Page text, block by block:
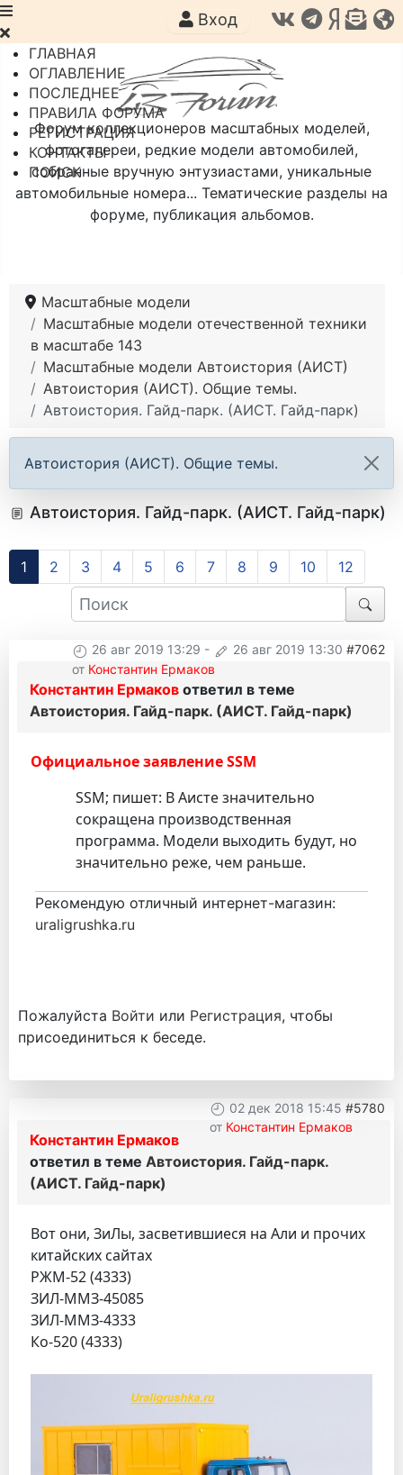
Форум коллекционеров масштабных моделей,
фотогалереи, редкие модели автомобилей,
собранные вручную энтузиастами, уникальные
автомобильные номера... Тематические разделы на
форуме, публикация альбомов.
Вход
ГЛАВНАЯ
ОГЛАВЛЕНИЕ
ПОСЛЕДНЕЕ
ПРАВИЛА ФОРУМА
РЕГИСТРАЦИЯ
КОНТАКТЫ
ПОИСК
Масштабные модели
Масштабные модели отечественной техники
в масштабе 143
Масштабные модели Автоистория (АИСТ)
Автоистория (АИСТ). Общие темы.
Автоистория. Гайд-парк. (АИСТ. Гайд-парк)
Автоистория (АИСТ). Общие темы.
Автоистория. Гайд-парк. (АИСТ. Гайд-парк)
1 2 3 4 5 6 7 8 9 10 12
26 авг 2019 13:29 - 26 авг 2019 13:30 #7062
от Константин Ермаков
Константин Ермаков ответил в теме
Автоистория. Гайд-парк. (АИСТ. Гайд-парк)
Официальное заявление SSM
SSM; пишет: В Аисте значительно
сокращена производственная
программа. Модели выходить будут, но
значительно реже, чем раньше.
Рекомендую отличный интернет-магазин:
uraligrushka.ru
Пожалуйста Войти или Регистрация, чтобы
присоединиться к беседе.
02 дек 2018 15:45 #5780
от Константин Ермаков
Константин Ермаков
ответил в теме Автоистория. Гайд-парк.
(АИСТ. Гайд-парк)
Вот они, ЗиЛы, засветившиеся на Али и прочих
китайских сайтах
РЖМ-52 (4333)
ЗИЛ-ММЗ-45085
ЗИЛ-ММЗ-4333
Ко-520 (4333)